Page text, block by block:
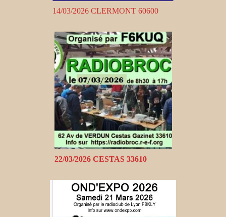
14/03/2026 CLERMONT 60600
22/03/2026 CESTAS 33610